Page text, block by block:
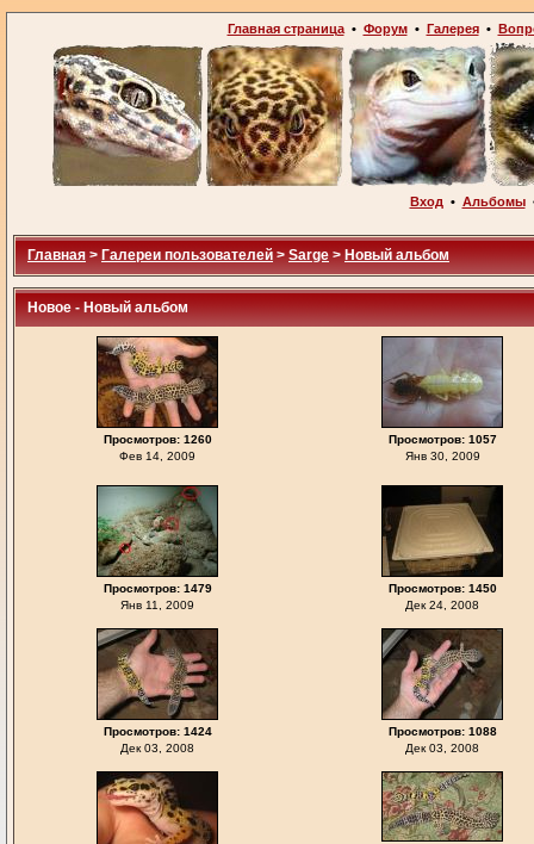
Главная страница• Форум• Галерея•
Вход • Альбомы
Главная > Галереи пользователей > Sarge > Новый альбом
Новое - Новый альбом
Просмотров: 1260
Фев 14, 2009
Просмотров: 1057
Янв 30, 2009
Просмотров: 1479
Янв 11, 2009
Просмотров: 1450
Дек 24, 2008
Просмотров: 1424
Дек 03, 2008
Просмотров: 1088
Дек 03, 2008